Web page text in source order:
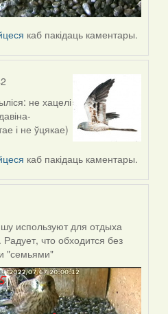
каб пакідаць каментары.
не хацелі
і не ўцякае)
каб пакідаць каментары.
используют для отдыха
Радует, что обходится без
"семьями"